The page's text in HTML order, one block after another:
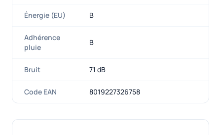
Énergie (EU) B
Adhérence
pluie
B
Bruit 71 dB
Code EAN 8019227326758